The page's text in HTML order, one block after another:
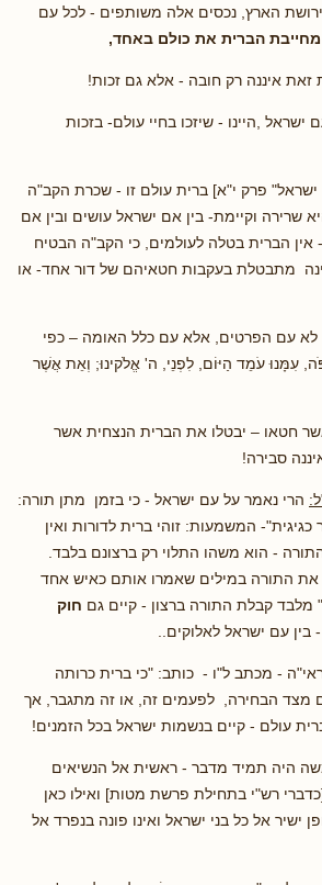
הארץ, נכסים אלה משותפים - לכל עם
מחייבת הברית את כולם באחד,
זאת איננה רק חובה - אלא גם זכות!
,היינו - שיזכו בחיי עולם- בזכות
פרק י"א] ברית עולם זו - שכרת הקב"ה
שרירה וקיימת- בין אם ישראל עושים ובין אם
אין הברית בטלה לעולמים, כי הקב"ה הבטיח
מתבטלת בעקבות חטאיהם של דור אחד- או
עם הפרטים, אלא עם כלל האומה – כפי
עִמָּנוּ עֹמֵד הַיּוֹם, לִפְנֵי, ה' אֱלֹקינוּ; וְאֵת אֲשֶׁר
חטאו – יבטלו את הברית הנצחית אשר
סבירה!
הרי נאמר על עם ישראל - כי בזמן מתן תורה:
המשמעות: זוהי ברית לדורות ואין
- הוא משהו התלוי רק ברצונם בלבד.
את התורה במילים שאמרו אותם כאיש אחד
קבלת התורה ברצון - קיים גם חוק
בין עם ישראל לאלוקים..
- מכתב ל"ו - כותב: "כי ברית כרותה
מצד הבחירה, לפעמים זה, או זה מתגבר, אך
עולם - קיים בנשמות ישראל בכל הזמנים!
היה תמיד מדבר - ראשית אל הנשיאים
רש"י בתחילת פרשת מטות] ואילו כאן
אל כל בני ישראל ואינו פונה בנפרד אל